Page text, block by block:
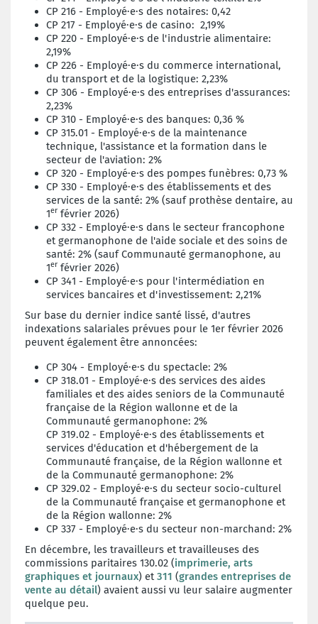
CP 216 - Employé·e·s des notaires: 0,42
CP 217 - Employé·e·s de casino: 2,19%
CP 220 - Employé·e·s de l'industrie alimentaire:
2,19%
CP 226 - Employé·e·s du commerce international,
du transport et de la logistique: 2,23%
CP 306 - Employé·e·s des entreprises d'assurances:
2,23%
CP 310 - Employé·e·s des banques: 0,36 %
CP 315.01 - Employé·e·s de la maintenance
technique, l'assistance et la formation dans le
secteur de l'aviation: 2%
CP 320 - Employé·e·s des pompes funèbres: 0,73 %
CP 330 - Employé·e·s des établissements et des
services de la santé: 2% (sauf prothèse dentaire, au
1er février 2026)
CP 332 - Employé·e·s dans le secteur francophone
et germanophone de l'aide sociale et des soins de
santé: 2% (sauf Communauté germanophone, au
1er février 2026)
CP 341 - Employé·e·s pour l'intermédiation en
services bancaires et d'investissement: 2,21%
Sur base du dernier indice santé lissé, d'autres
indexations salariales prévues pour le 1er février 2026
peuvent également être annoncées:
CP 304 - Employé·e·s du spectacle: 2%
CP 318.01 - Employé·e·s des services des aides
familiales et des aides seniors de la Communauté
française de la Région wallonne et de la
Communauté germanophone: 2%
CP 319.02 - Employé·e·s des établissements et
services d'éducation et d'hébergement de la
Communauté française, de la Région wallonne et
de la Communauté germanophone: 2%
CP 329.02 - Employé·e·s du secteur socio-culturel
de la Communauté française et germanophone et
de la Région wallonne: 2%
CP 337 - Employé·e·s du secteur non-marchand: 2%
En décembre, les travailleurs et travailleuses des
commissions paritaires 130.02 (imprimerie, arts
graphiques et journaux) et 311 (grandes entreprises de
vente au détail) avaient aussi vu leur salaire augmenter
quelque peu.